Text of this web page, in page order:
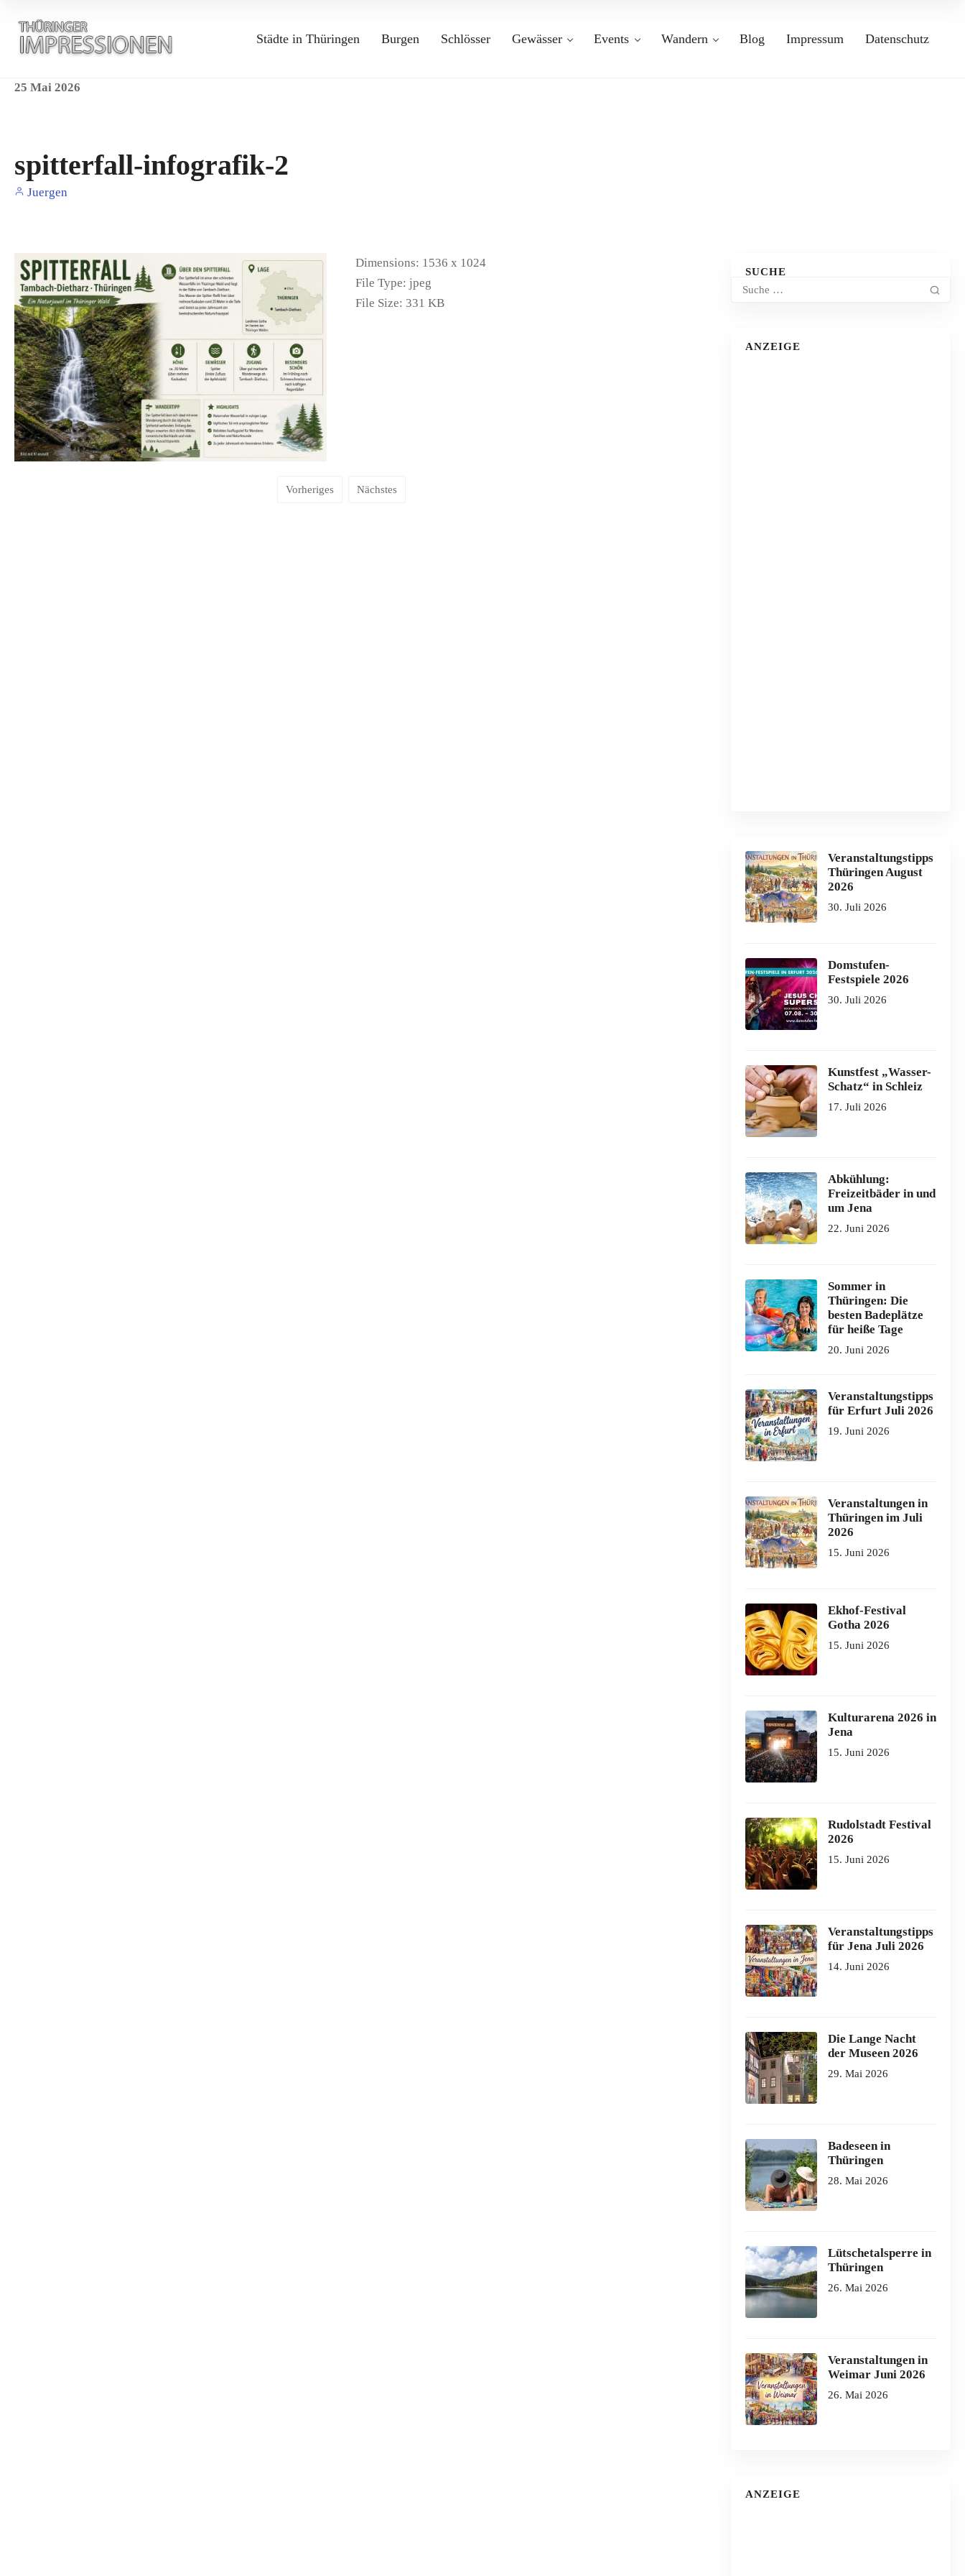
Städte in Thüringen Burgen Schlösser Gewässer Events Wandern Blog Impressum Datenschutz
25 Mai 2026
spitterfall-infografik-2
Juergen
Dimensions: 1536 x 1024
File Type: jpeg
File Size: 331 KB
Vorheriges Nächstes
SUCHE
ANZEIGE
Veranstaltungstipps
Thüringen August
2026
30. Juli 2026
Domstufen-
Festspiele 2026
30. Juli 2026
Kunstfest „Wasser-
Schatz“ in Schleiz
17. Juli 2026
Abkühlung:
Freizeitbäder in und
um Jena
22. Juni 2026
Sommer in
Thüringen: Die
besten Badeplätze
für heiße Tage
20. Juni 2026
Veranstaltungstipps
für Erfurt Juli 2026
19. Juni 2026
Veranstaltungen in
Thüringen im Juli
2026
15. Juni 2026
Ekhof-Festival
Gotha 2026
15. Juni 2026
Kulturarena 2026 in
Jena
15. Juni 2026
Rudolstadt Festival
2026
15. Juni 2026
Veranstaltungstipps
für Jena Juli 2026
14. Juni 2026
Die Lange Nacht
der Museen 2026
29. Mai 2026
Badeseen in
Thüringen
28. Mai 2026
Lütschetalsperre in
Thüringen
26. Mai 2026
Veranstaltungen in
Weimar Juni 2026
26. Mai 2026
ANZEIGE